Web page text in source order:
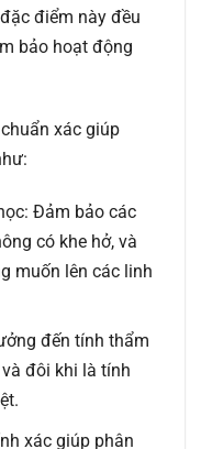
điểm này đều
bảo hoạt động
xác giúp
Đảm bảo các
có khe hở, và
muốn lên các linh
đến tính thẩm
đôi khi là tính
xác giúp phân